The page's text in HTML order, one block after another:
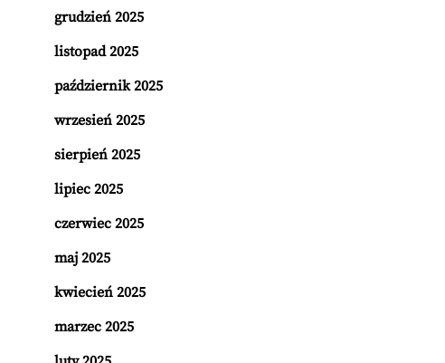
grudzień 2025
listopad 2025
październik 2025
wrzesień 2025
sierpień 2025
lipiec 2025
czerwiec 2025
maj 2025
kwiecień 2025
marzec 2025